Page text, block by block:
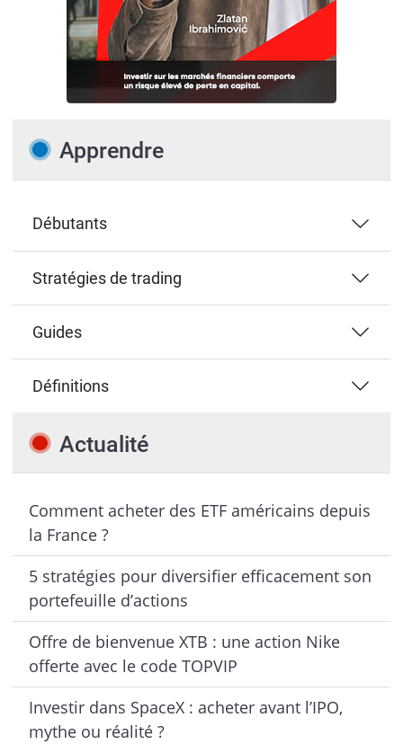
Apprendre
Débutants
Stratégies de trading
Guides
Définitions
Actualité
Comment acheter des ETF américains depuis
la France ?
5 stratégies pour diversifier efficacement son
portefeuille d’actions
Offre de bienvenue XTB : une action Nike
offerte avec le code TOPVIP
Investir dans SpaceX : acheter avant l’IPO,
mythe ou réalité ?